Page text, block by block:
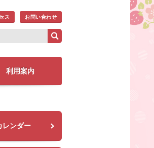
ス お問い合わせ
利用案内
レンダー